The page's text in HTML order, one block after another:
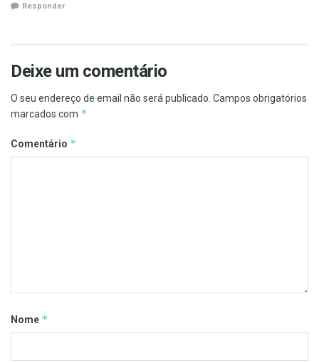
Responder
Deixe um comentário
O seu endereço de email não será publicado. Campos obrigatórios
marcados com *
Comentário *
Nome *